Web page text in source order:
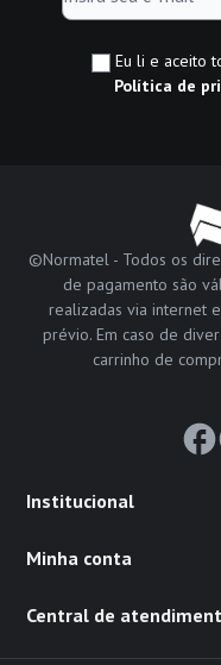
Eu li e aceito
Política de
©Normatel - Todos os
de pagamento são
realizadas via internet
prévio. Em caso de
carrinho de
Institucional
Minha conta
Central de